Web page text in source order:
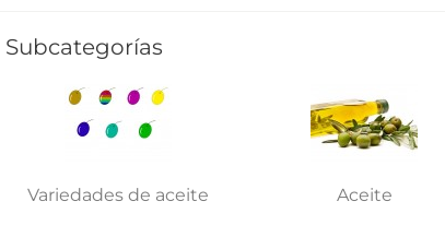
Subcategorías
Variedades de aceite Aceite